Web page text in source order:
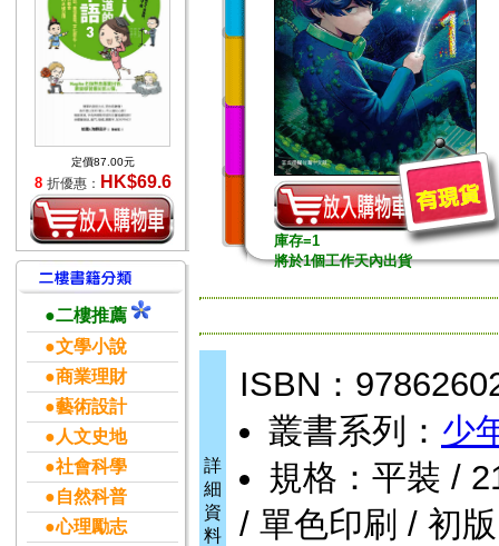
定價87.00元
8 折優惠： HK$69.6
●二樓推薦
●文學小說
●商業理財
●藝術設計
●人文史地
●社會科學
●自然科普
●心理勵志
庫存=1
將於1個工作天內出貨
詳
細
資
料
ISBN：
叢書系列： 少
規格：平裝 /
/ 單色印刷 / 初版